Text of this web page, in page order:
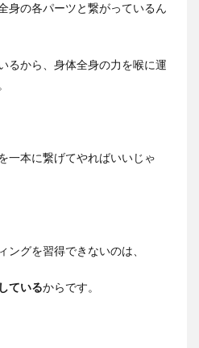
身の各パーツと繋がっているん
るから、身体全身の力を喉に運
一本に繋げてやればいいじゃ
ングを習得できないのは、
ているからです。